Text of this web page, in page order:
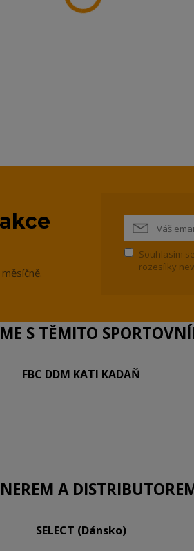
Souhlasím se
rozesílky
S TĚMITO
FBC DDM KATI KADAŇ
A
SELECT (Dánsko)